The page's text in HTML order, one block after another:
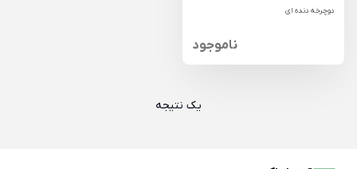
دوچرخه دنده ای
ناموجود
یک نتیجه